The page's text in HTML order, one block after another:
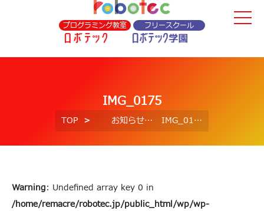
プログラミング教室 フリースクール
IMG_0175
TOP お知らせ IMG_0175
Warning: Undefined array key 0 in
/home/remacre/robotec.jp/public_html/wp/wp-